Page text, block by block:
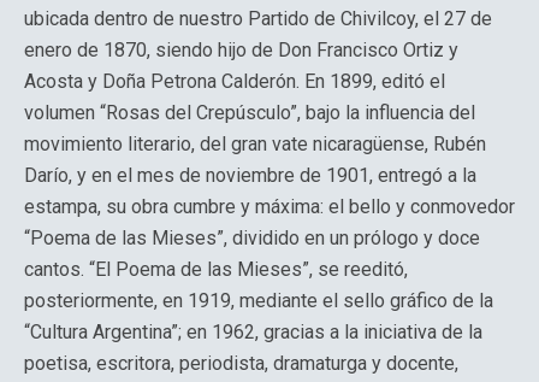
ubicada dentro de nuestro Partido de Chivilcoy, el 27 de
enero de 1870, siendo hijo de Don Francisco Ortiz y
Acosta y Doña Petrona Calderón. En 1899, editó el
volumen “Rosas del Crepúsculo”, bajo la influencia del
movimiento literario, del gran vate nicaragüense, Rubén
Darío, y en el mes de noviembre de 1901, entregó a la
estampa, su obra cumbre y máxima: el bello y conmovedor
“Poema de las Mieses”, dividido en un prólogo y doce
cantos. “El Poema de las Mieses”, se reeditó,
posteriormente, en 1919, mediante el sello gráfico de la
“Cultura Argentina”; en 1962, gracias a la iniciativa de la
poetisa, escritora, periodista, dramaturga y docente,